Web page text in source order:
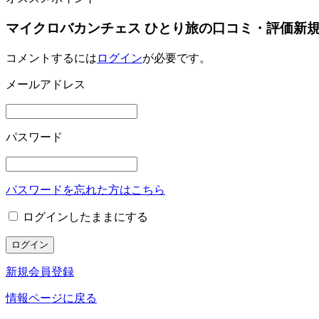
マイクロバカンチェス ひとり旅の口コミ・評価新
コメントするには ログインが必要です。
メールアドレス
パスワード
パスワードを忘れた方はこちら
ログインしたままにする
新規会員登録
情報ページに戻る